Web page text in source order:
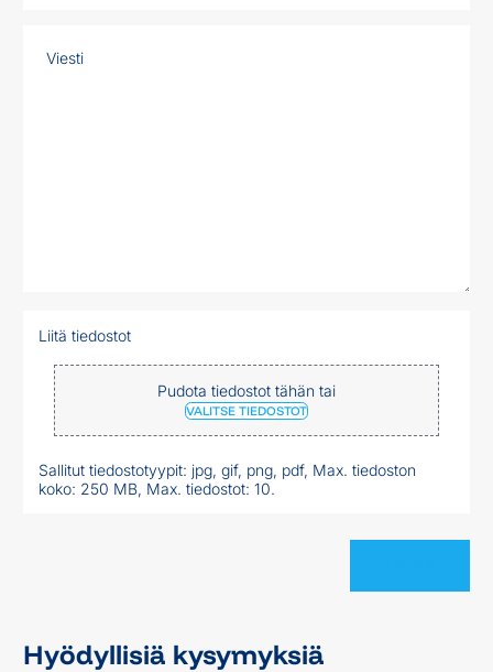
Liitä tiedostot
Pudota tiedostot tähän tai
VALITSE TIEDOSTOT
Sallitut tiedostotyypit: jpg, gif, png, pdf, Max. tiedoston
koko: 250 MB, Max. tiedostot: 10.
Hyödyllisiä kysymyksiä